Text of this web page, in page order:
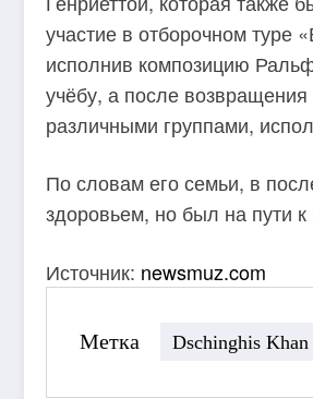
участие в отборочном туре
исполнив композицию
учёбу, а после
различными группами,
По словам его семьи, в
здоровьем, но был на пути
Источник: newsmuz.com
Метка Dschinghis Khan